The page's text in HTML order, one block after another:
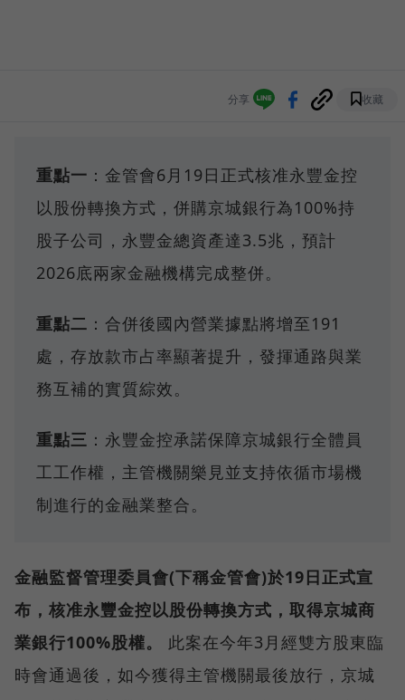
分享 收藏
重點一 ：金管會6月19日正式核准永豐金控
以股份轉換方式，併購京城銀行為100%持
股子公司，永豐金總資產達3.5兆，預計
2026底兩家金融機構完成整併。
重點二 ：合併後國內營業據點將增至191
處，存放款市占率顯著提升，發揮通路與業
務互補的實質綜效。
重點三 ：永豐金控承諾保障京城銀行全體員
工工作權，主管機關樂見並支持依循市場機
制進行的金融業整合。
金融監督管理委員會(下稱金管會)於19日正式宣
布，核准永豐金控以股份轉換方式，取得京城商
業銀行100%股權。
此案在今年3月經雙方股東臨
時會通過後，如今獲得主管機關最後放行，京城